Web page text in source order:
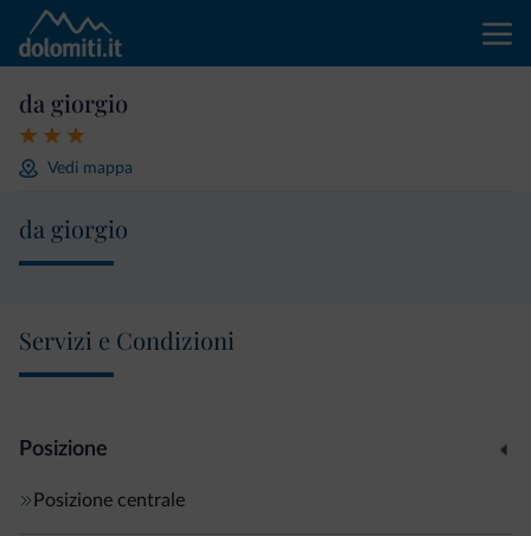
da giorgio
Vedi mappa
da giorgio
Servizi e Condizioni
Posizione
Posizione centrale